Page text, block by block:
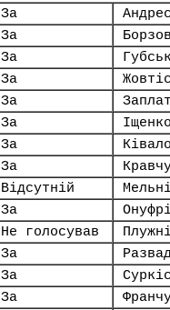
За
За
За
За
За
За
За
За
Відсутній
За
Не голосував
За
За
За